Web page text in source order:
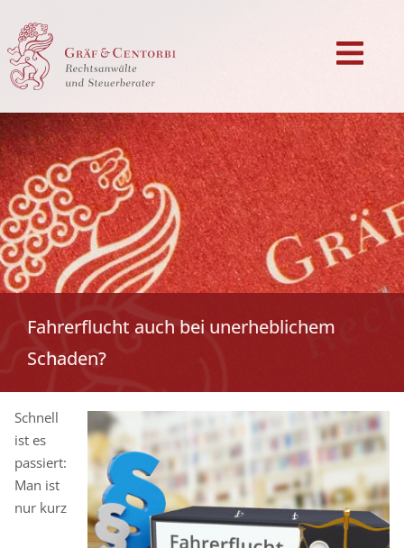
Fahrerflucht auch bei unerheblichem
Schaden?
Schnell
ist es
passiert:
Man ist
nur kurz